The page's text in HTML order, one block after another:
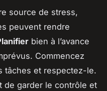
source de stress,
peuvent rendre
bien à l’avance
Commencez
tâches et respectez-le.
de garder le contrôle et